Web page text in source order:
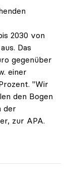
2030 von
Das
gegenüber
einer
"Wir
den Bogen
der
zur APA.